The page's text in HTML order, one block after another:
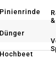
Pinienrinde
Dünger
Hochbeet